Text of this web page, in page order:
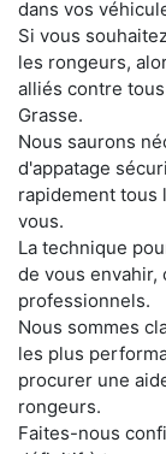
dans vos
Si vous
les rongeurs,
alliés contre
Grasse.
Nous saurons
d'appatage
rapidement tous
vous.
La technique
de vous
professionnels.
Nous sommes
les plus
procurer une
rongeurs.
Faites-nous